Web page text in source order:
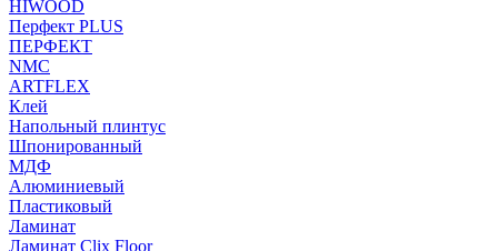
HIWOOD
Перфект PLUS
ПЕРФЕКТ
NMC
ARTFLEX
Клей
Напольный плинтус
Шпонированный
МДФ
Алюминиевый
Пластиковый
Ламинат
Ламинат Clix Floor